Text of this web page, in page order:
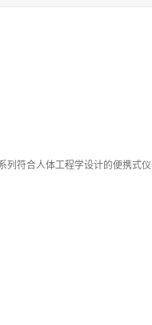
列符合人体工程学设计的便携式